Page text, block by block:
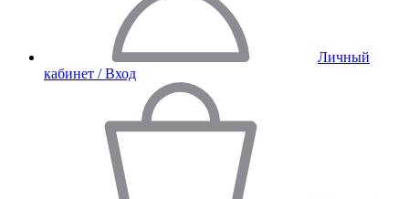
Личный
кабинет / Вход